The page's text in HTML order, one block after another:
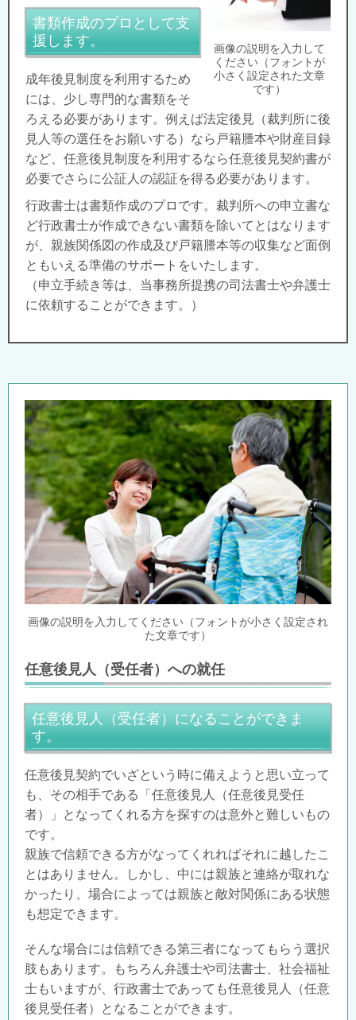
画像の説明を入力して
ください（フォントが
小さく設定された文章
です）
書類作成のプロとして支
援します。
成年後見制度を利用するため
には、少し専門的な書類をそ
ろえる必要があります。例えば法定後見（裁判所に後
見人等の選任をお願いする）なら戸籍謄本や財産目録
など、任意後見制度を利用するなら任意後見契約書が
必要でさらに公証人の認証を得る必要があります。
行政書士は書類作成のプロです。裁判所への申立書な
ど行政書士が作成できない書類を除いてとはなります
が、親族関係図の作成及び戸籍謄本等の収集など面倒
ともいえる準備のサポートをいたします。
（申立手続き等は、当事務所提携の司法書士や弁護士
に依頼することができます。）
画像の説明を入力してください（フォントが小さく設定され
た文章です）
任意後見人（受任者）への就任
任意後見人（受任者）になることができま
す。
任意後見契約でいざという時に備えようと思い立って
も、その相手である「任意後見人（任意後見受任
者）」となってくれる方を探すのは意外と難しいもの
です。
親族で信頼できる方がなってくれればそれに越したこ
とはありません。しかし、中には親族と連絡が取れな
かったり、場合によっては親族と敵対関係にある状態
も想定できます。
そんな場合には信頼できる第三者になってもらう選択
肢もあります。もちろん弁護士や司法書士、社会福祉
士もいますが、行政書士であっても任意後見人（任意
後見受任者）となることができます。